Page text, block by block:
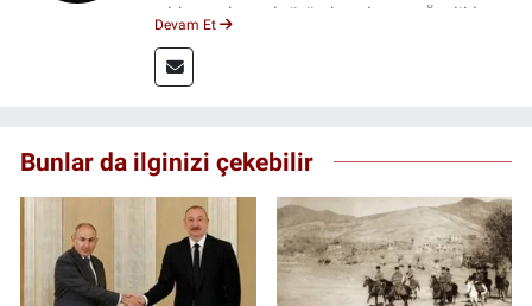
yıldır medya sektöründe çalışıyor. Özelikle
Devam Et
Bunlar da ilginizi çekebilir